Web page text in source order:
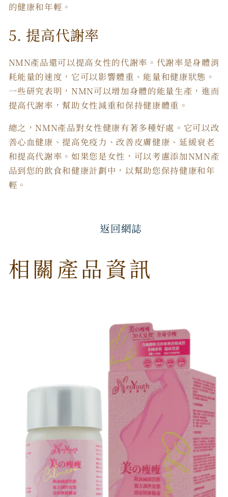
的健康和年輕。
5. 提高代謝率
NMN產品還可以提高女性的代謝率。代謝率是身體消
耗能量的速度，它可以影響體重、能量和健康狀態。
一些研究表明，NMN可以增加身體的能量生產，進而
提高代謝率，幫助女性減重和保持健康體重。
總之，NMN產品對女性健康有著多種好處。它可以改
善心血健康、提高免疫力、改善皮膚健康、延緩衰老
和提高代謝率。如果您是女性，可以考慮添加NMN產
品到您的飲食和健康計劃中，以幫助您保持健康和年
輕。
返回網誌
相關產品資訊